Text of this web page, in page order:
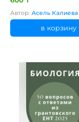
Автор: Асель Калиева
в корзину